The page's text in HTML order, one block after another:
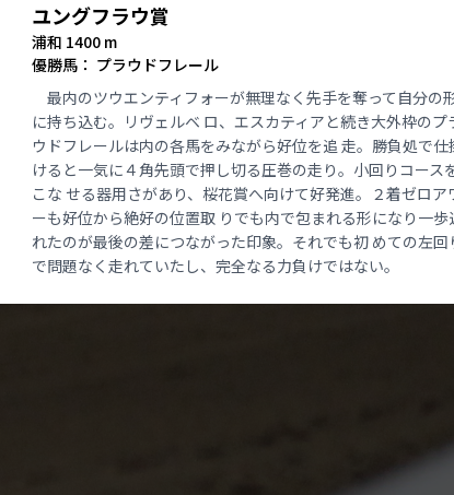
ユングフラウ賞
浦和 1400 m
優勝馬： プラウドフレール
最内のツウエンティフォーが無理なく先手を奪って自分の
に持ち込む。リヴェルベ ロ、エスカティアと続き大外枠のプ
ウドフレールは内の各馬をみながら好位を追 走。勝負処で仕
けると一気に４角先頭で押し切る圧巻の走り。小回りコース
こな せる器用さがあり、桜花賞へ向けて好発進。２着ゼロア
ーも好位から絶好の位置取 りでも内で包まれる形になり一歩
れたのが最後の差につながった印象。それでも初 めての左回
で問題なく走れていたし、完全なる力負けではない。